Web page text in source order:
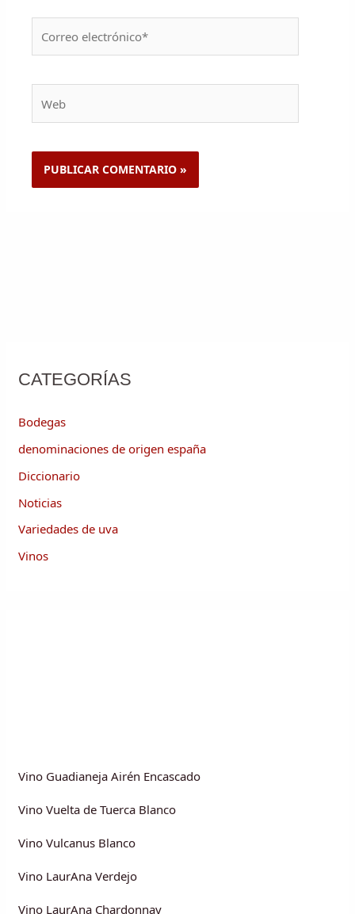
electrónico*
CATEGORÍAS
Bodegas
denominaciones de origen españa
Diccionario
Noticias
Variedades de uva
Vinos
Vino Guadianeja Airén Encascado
Vino Vuelta de Tuerca Blanco
Vino Vulcanus Blanco
Vino LaurAna Verdejo
Vino LaurAna Chardonnay